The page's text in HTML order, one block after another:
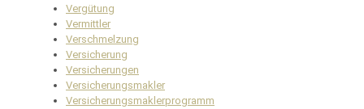
Vergütung
Vermittler
Verschmelzung
Versicherung
Versicherungen
Versicherungsmakler
Versicherungsmaklerprogramm